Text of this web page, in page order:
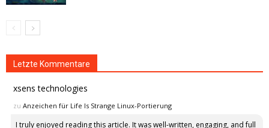
Letzte Kommentare
xsens technologies
zu Anzeichen für Life Is Strange Linux-Portierung
I truly enjoyed reading this article. It was well-written, engaging, and full